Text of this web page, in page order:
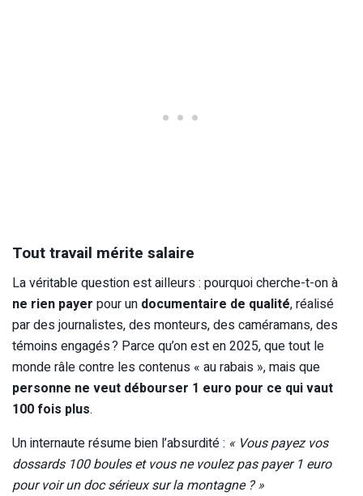
Tout travail mérite salaire
La véritable question est ailleurs : pourquoi cherche-t-on à
ne rien payer pour un documentaire de qualité, réalisé
par des journalistes, des monteurs, des caméramans, des
témoins engagés ? Parce qu’on est en 2025, que tout le
monde râle contre les contenus « au rabais », mais que
personne ne veut débourser 1 euro pour ce qui vaut
100 fois plus.
Un internaute résume bien l’absurdité : « Vous payez vos
dossards 100 boules et vous ne voulez pas payer 1 euro
pour voir un doc sérieux sur la montagne ? »